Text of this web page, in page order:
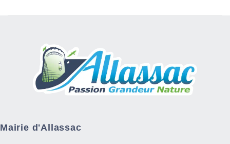
Mairie d'Allassac